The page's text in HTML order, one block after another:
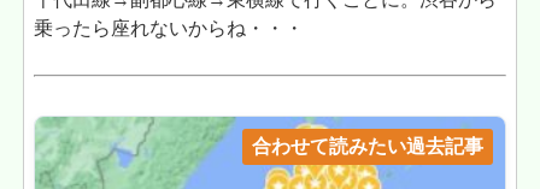
乗ったら座れないからね・・・
合わせて読みたい過去記事